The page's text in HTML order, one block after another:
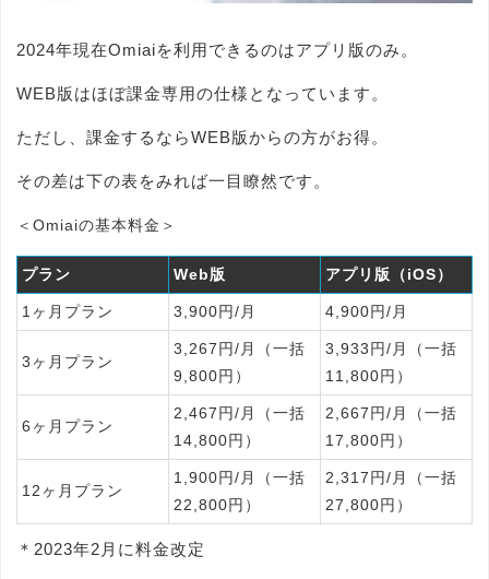
2024年現在Omiaiを利用できるのはアプリ版のみ。
WEB版はほぼ課金専用の仕様となっています。
ただし、課金するならWEB版からの方がお得。
その差は下の表をみれば一目瞭然です。
＜Omiaiの基本料金＞
プラン Web版 アプリ版（iOS）
1ヶ月プラン 3,900円/月 4,900円/月
3ヶ月プラン
3,267円/月（一括
9,800円）
3,933円/月（一括
11,800円）
6ヶ月プラン
2,467円/月（一括
14,800円）
2,667円/月（一括
17,800円）
12ヶ月プラン
1,900円/月（一括
22,800円）
2,317円/月（一括
27,800円）
＊2023年2月に料金改定